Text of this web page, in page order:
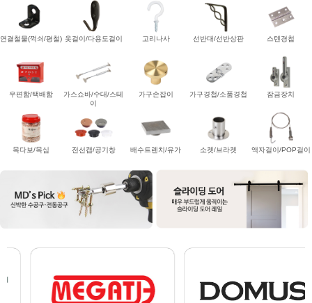
연결철물(꺽쇠/평철) 옷걸이/다용도걸이 고리나사 선반대/선반상판 스텐경첩
우편함/택배함
가스쇼바/수대/스테
이
가구손잡이 가구경첩/소품경첩 잠금장치
목다보/목심 전선캡/공기창 배수트렌치/유가 소켓/브라켓 액자걸이/POP걸이